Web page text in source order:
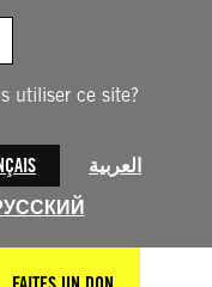
utiliser ce site?
العربية